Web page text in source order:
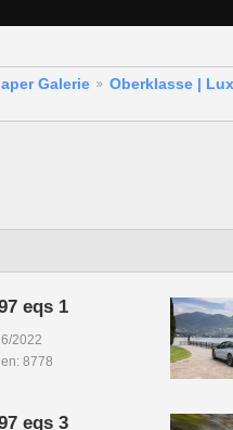
Galerie
Oberklasse |
eqs 1
2022
8778
eqs 3